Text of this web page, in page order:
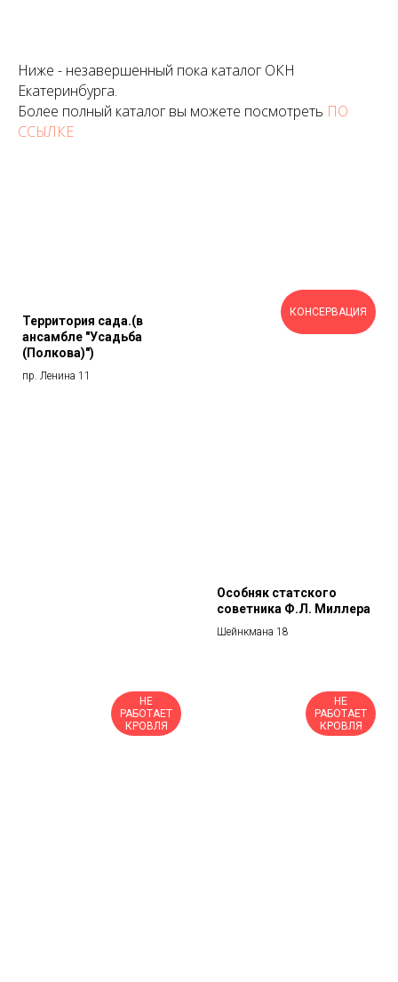
Ниже - незавершенный пока каталог ОКН
Екатеринбурга.
Более полный каталог вы можете посмотреть ПО
ССЫЛКЕ
Территория сада.(в
ансамбле "Усадьба
(Полкова)")
пр. Ленина 11
КОНСЕРВАЦИЯ
Особняк статского
советника Ф.Л. Миллера
Шейнкмана 18
НЕ
РАБОТАЕТ
КРОВЛЯ
НЕ
РАБОТАЕТ
КРОВЛЯ